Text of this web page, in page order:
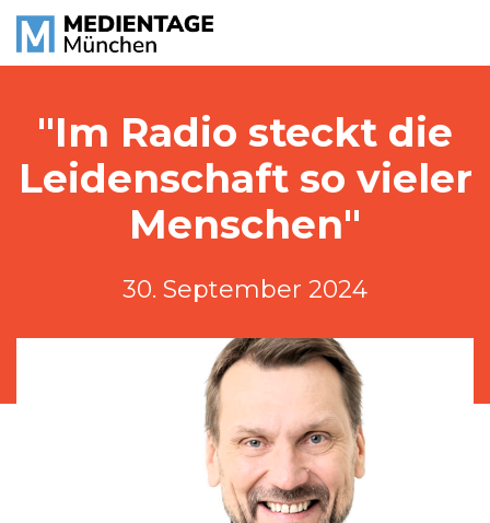
"Im Radio steckt die
Leidenschaft so vieler
Menschen"
30. September 2024